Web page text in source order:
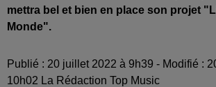
mettra bel et bien en place son projet
Monde".
Publié : 20 juillet 2022 à 9h39 - Modifié :
10h02 La Rédaction Top Music